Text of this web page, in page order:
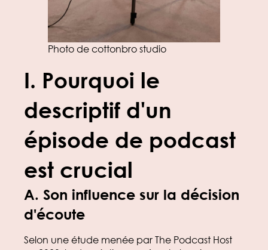
Photo de cottonbro studio
I. Pourquoi le
descriptif d'un
épisode de podcast
est crucial
A. Son influence sur la décision
d'écoute
Selon une étude menée par The Podcast Host